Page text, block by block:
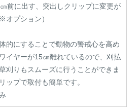
前に出す、突出しクリップに変更が
オプション）
的にすることで動物の警戒心を高め
イヤーが15㎝離れているので、刈払
刈りもスムーズに行うことができま
ップで取付も簡単です。